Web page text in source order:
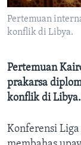
Pertemuan
konflik di Libya.
Pertemuan
prakarsa
konflik di Libya.
Konferensi